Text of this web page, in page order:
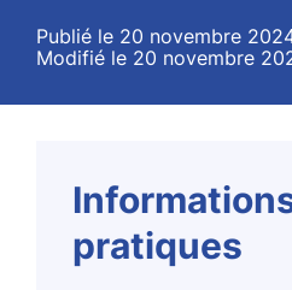
Publié le 20 novembre
Modifié le 20 novembre
pratiques